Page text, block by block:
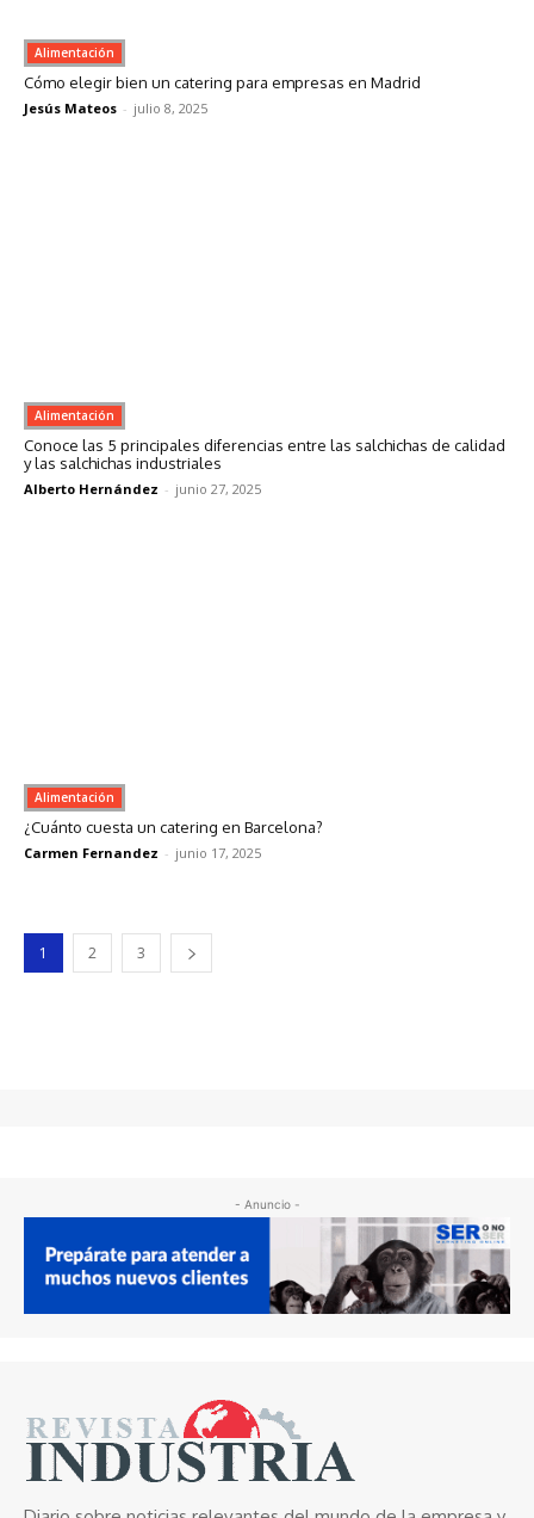
Alimentación
Cómo elegir bien un catering para empresas en Madrid
Jesús Mateos - julio 8, 2025
Alimentación
Conoce las 5 principales diferencias entre las salchichas de calidad
y las salchichas industriales
Alberto Hernández - junio 27, 2025
Alimentación
¿Cuánto cuesta un catering en Barcelona?
Carmen Fernandez - junio 17, 2025
1 2 3
- Anuncio -